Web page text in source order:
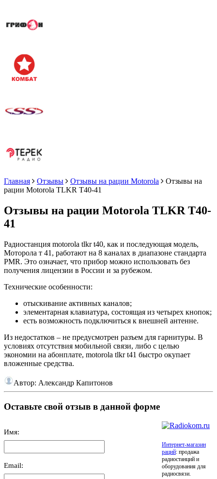
Главная Отзывы Отзывы на рации Motorola
Отзывы на
рации Motorola TLKR T40-41
Отзывы на рации Motorola TLKR T40-
41
Радиостанция motorola tlkr t40, как и последующая модель,
Моторола т 41, работают на 8 каналах в диапазоне стандарта
PMR. Это означает, что прибор можно использовать без
получения лицензии в России и за рубежом.
Технические особенности:
отыскивание активных каналов;
элементарная клавиатура, состоящая из четырех кнопок;
есть возможность подключиться к внешней антенне.
Из недостатков – не предусмотрен разъем для гарнитуры. В
условиях отсутствия мобильной связи, либо с целью
экономии на абонплате, motorola tlkr t41 быстро окупает
вложенные средства.
Автор: Александр Капитонов
Оставьте свой отзыв в данной форме
Имя:
Email:
Интернет-магазин
раций: продажа
радиостанций и
оборудования для
радиосвязи.